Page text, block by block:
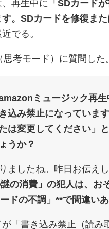
、再生中に 「SDカード
。SDカードを修復ま
でる。
考モード）に質問した。
amazonミュージック再
込み禁止になっていま
は変更してください」
うか？
ましたね。昨日お伝え
の消費」の犯人は、お
ドの不調」**で間違い
「書き込み禁止（読み